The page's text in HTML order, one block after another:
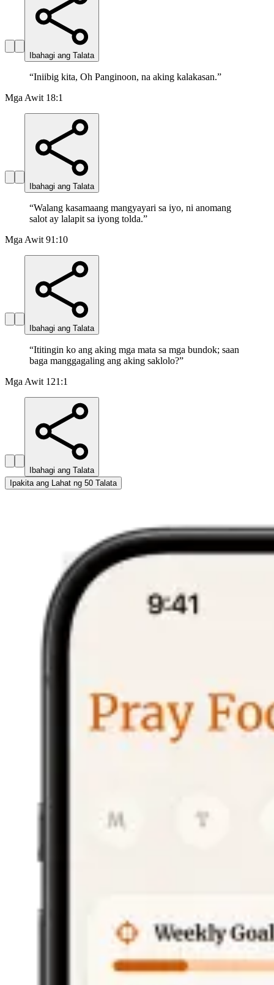
Ibahagi ang Talata
“Iniibig kita, Oh Panginoon, na aking kalakasan.”
Mga Awit 18:1
Ibahagi ang Talata
“Walang kasamaang mangyayari sa iyo, ni anomang
salot ay lalapit sa iyong tolda.”
Mga Awit 91:10
Ibahagi ang Talata
“Ititingin ko ang aking mga mata sa mga bundok; saan
baga manggagaling ang aking saklolo?”
Mga Awit 121:1
Ibahagi ang Talata
Ipakita ang Lahat ng 50 Talata